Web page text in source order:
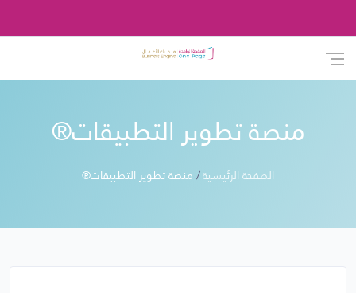
منصة تطوير التطبيقات®
الصفحة الرئيسية منصة تطوير التطبيقات®